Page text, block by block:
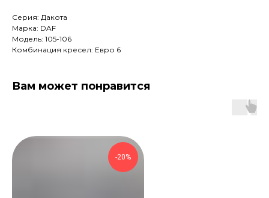
Серия: Дакота
Марка: DAF
Модель: 105-106
Комбинация кресел: Евро 6
Вам может понравится
-20%